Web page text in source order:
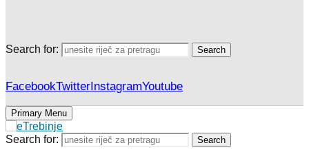
Search for: Search
FacebookTwitterInstagramYoutube
Primary Menu
Search for: Search